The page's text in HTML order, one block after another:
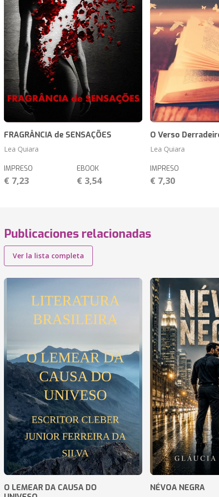
FRAGRÂNCIA de SENSAÇÕES
Lea Quiara
IMPRESO
€ 7,23
EBOOK
€ 3,54
O Verso
Lea Quiara
IMPRESO
€ 7,30
Publicaciones relacionadas
Ver la lista completa
O LEMEAR DA CAUSA DO
NÉVOA NEGRA